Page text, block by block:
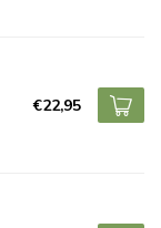
€22,95